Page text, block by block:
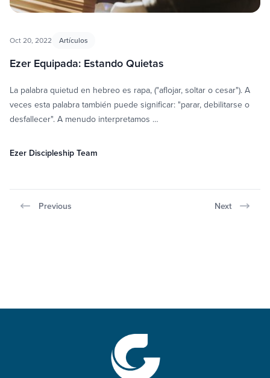
Oct 20, 2022 Artículos
Ezer Equipada: Estando Quietas
La palabra quietud en hebreo es rapa, ("aflojar, soltar o cesar"). A
veces esta palabra también puede significar: "parar, debilitarse o
desfallecer". A menudo interpretamos …
Ezer Discipleship Team
Previous Next